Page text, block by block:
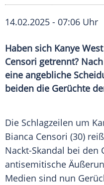
14.02.2025 - 07:06 Uhr
Haben sich Kanye
Censori getrennt?
eine angebliche
beiden die Gerüchte
Die Schlagzeilen um
Bianca Censori (30)
Nackt-Skandal bei den
antisemitische
Medien sind nun